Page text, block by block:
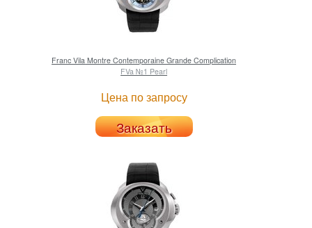
Franc Vila Montre Contemporaine Grande Complication
FVa №1 Pearl
Цена по запросу
Заказать